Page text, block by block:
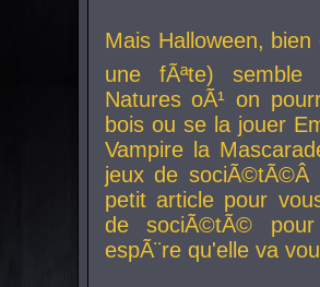
Mais Halloween, bien
une fÃªte) semble
Natures oÃ¹ on
bois ou se la jouer
Vampire la
jeux de
petit article pour
de sociÃ©tÃ©
espÃ¨re qu'elle va